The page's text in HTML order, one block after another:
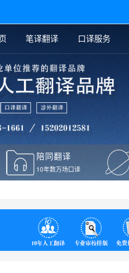
笔译翻译
译 法律翻译 说明书翻译
口译服务
译 同声传译
老挝语翻译 泰语翻译
葡萄牙语翻译
翻译
译
种证明翻译
告英文版翻
证件翻译报价
签证翻译
译新闻
陪同翻译
10年数万场口译